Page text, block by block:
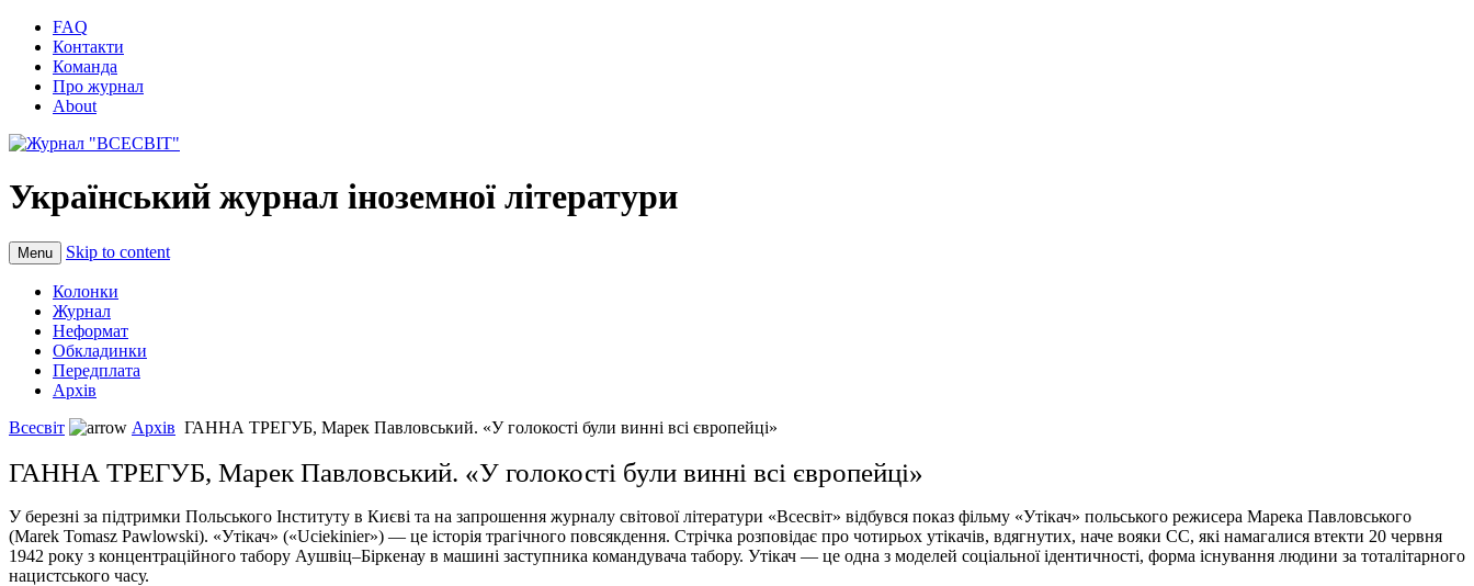
FAQ
Контакти
Команда
Про журнал
About
Український журнал іноземної літератури
Menu Skip to content
Колонки
Журнал
Неформат
Обкладинки
Передплата
Архів
Всесвіт
Архів ГАННА ТРЕГУБ, Марек Павловський. «У голокості були винні всі європейці»
ГАННА ТРЕГУБ, Марек Павловський. «У голокості були винні всі європейці»
У березні за підтримки Польського Інституту в Києві та на запрошення журналу світової літератури «Всесвіт» відбувся показ фільму «Утікач» польського режисера Марека Павловського
(Marek Tomasz Pawlowski). «Утікач» («Uciekinier») — це історія трагічного повсякдення. Стрічка розповідає про чотирьох утікачів, вдягнутих, наче вояки СС, які намагалися втекти 20 червня
1942 року з концентраційного табору Аушвіц–Біркенау в машині заступника командувача табору. Утікач — це одна з моделей соціальної ідентичності, форма існування людини за тоталітарного
нацистського часу.